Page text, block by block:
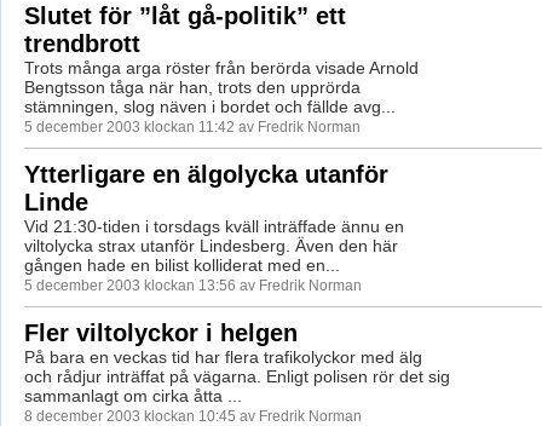
Slutet för ”låt gå-politik” ett
trendbrott
Trots många arga röster från berörda visade Arnold
Bengtsson tåga när han, trots den upprörda
stämningen, slog näven i bordet och fällde avg...
5 december 2003 klockan 11:42 av Fredrik Norman
Ytterligare en älgolycka utanför
Linde
Vid 21:30-tiden i torsdags kväll inträffade ännu en
viltolycka strax utanför Lindesberg. Även den här
gången hade en bilist kolliderat med en...
5 december 2003 klockan 13:56 av Fredrik Norman
Fler viltolyckor i helgen
På bara en veckas tid har flera trafikolyckor med älg
och rådjur inträffat på vägarna. Enligt polisen rör det sig
sammanlagt om cirka åtta ...
8 december 2003 klockan 10:45 av Fredrik Norman